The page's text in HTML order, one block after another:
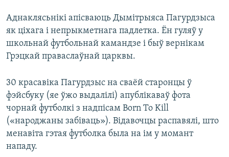
Аднаклясьнікі апісваюць Дымітрыяса Пагурдзыса
як ціхага і непрыкметнага падлетка. Ён гуляў у
школьнай футбольнай камандзе і быў вернікам
Грэцкай праваслаўнай царквы.
30 красавіка Пагурдзыс на сваёй старонцы ў
фэйсбуку (яе ўжо выдалілі) апублікаваў фота
чорнай футболкі з надпісам Born To Kill
(«народжаны забіваць»). Відавочцы распавялі, што
менавіта гэтая футболка была на ім у момант
нападу.